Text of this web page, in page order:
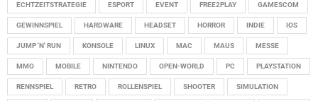
ECHTZEITSTRATEGIE ESPORT EVENT FREE2PLAY GAMESCOM
GEWINNSPIEL HARDWARE HEADSET HORROR INDIE IOS
JUMP 'N' RUN KONSOLE LINUX MAC MAUS MESSE
MMO MOBILE NINTENDO OPEN-WORLD PC PLAYSTATION
RENNSPIEL RETRO ROLLENSPIEL SHOOTER SIMULATION